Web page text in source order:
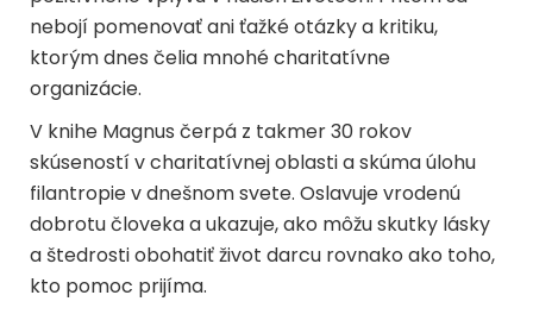
nebojí pomenovať ani ťažké otázky a kritiku,
ktorým dnes čelia mnohé charitatívne
organizácie.
V knihe Magnus čerpá z takmer 30 rokov
skúseností v charitatívnej oblasti a skúma úlohu
filantropie v dnešnom svete. Oslavuje vrodenú
dobrotu človeka a ukazuje, ako môžu skutky lásky
a štedrosti obohatiť život darcu rovnako ako toho,
kto pomoc prijíma.